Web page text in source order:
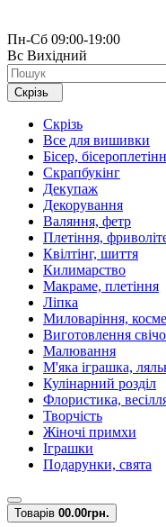
Пн-Сб 09:00-19:00
Вс Вихідний
Скрізь
Скрізь
Все для вишивки
Бісер,
Скрапбукінг
Декупаж
Декорування
Валяння, фетр
Плетіння,
Квілтінг, шиття
Килимарство
Макраме, плетіння
Ліпка
Миловаріння,
Виготовлення
Малювання
М'яка іграшка,
Кулінарний розділ
Флористика,
Творчість
Жіночі примхи
Іграшки
Подарунки, свята
Товарів 00.00грн.